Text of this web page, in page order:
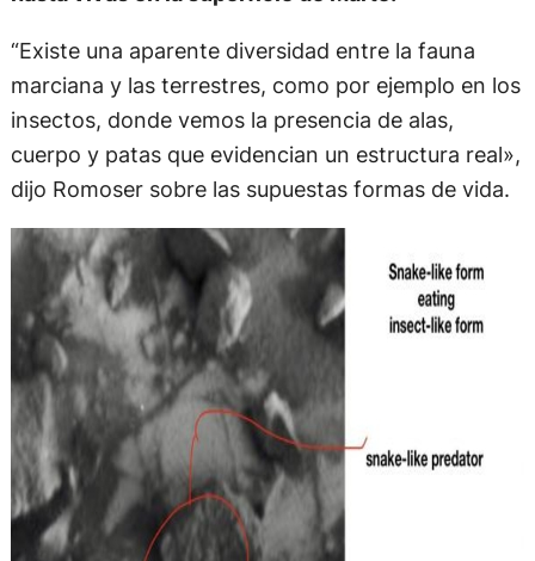
“Existe una aparente diversidad entre la fauna
marciana y las terrestres, como por ejemplo en los
insectos, donde vemos la presencia de alas,
cuerpo y patas que evidencian un estructura real»,
dijo Romoser sobre las supuestas formas de vida.